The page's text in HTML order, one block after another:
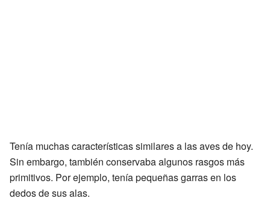
Tenía muchas características similares a las aves de hoy.
Sin embargo, también conservaba algunos rasgos más
primitivos. Por ejemplo, tenía pequeñas garras en los
dedos de sus alas.